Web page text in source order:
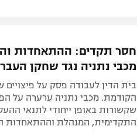
חסר תקדים: ההתאחדות
מכבי נתניה נגד שחקן העבר
הקודמת. מכבי נתניה ערערה על
שקשורות באופן ייחודי לתנאי
התקדימית, המנהלת וההתאחדות